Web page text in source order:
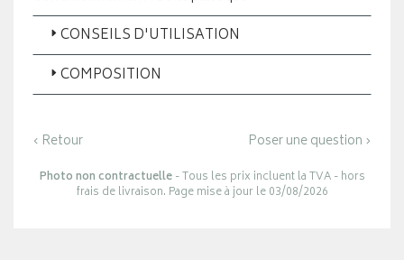
CONSEILS D'UTILISATION
COMPOSITION
‹ Retour Poser une question ›
Photo non contractuelle- Tous les prix incluent la TVA - hors
frais de livraison. Page mise à jour le 03/08/2026